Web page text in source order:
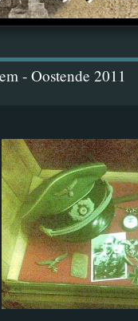
- Oostende 2011